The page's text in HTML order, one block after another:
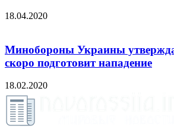
18.04.2020
Минобороны Украины
скоро подготовит нападение
18.02.2020